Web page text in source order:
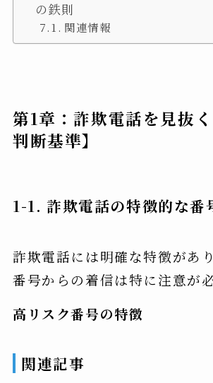
の鉄則
関連情報
第1章：詐欺電話を見抜
判断基準】
1-1. 詐欺電話の特徴的な番
詐欺電話には明確な特徴があ
番号からの着信は特に注意が必
高リスク番号の特徴
関連記事